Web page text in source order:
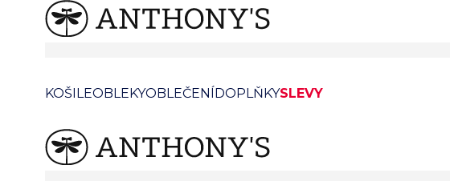
KOŠILEOBLEKYOBLEČENÍDOPLŇKYSLEVY
Anthonys / Košile / Vzorované košile
Pánská modrobílá strečová košile s geometrickým vzorem